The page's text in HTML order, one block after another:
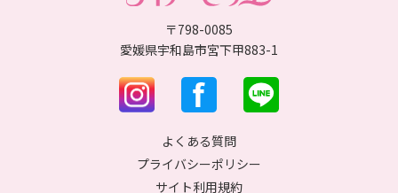
〒798-0085
愛媛県宇和島市宮下甲883-1
よくある質問
プライバシーポリシー
サイト利用規約